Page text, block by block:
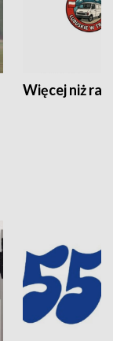
Więcej niż rajd